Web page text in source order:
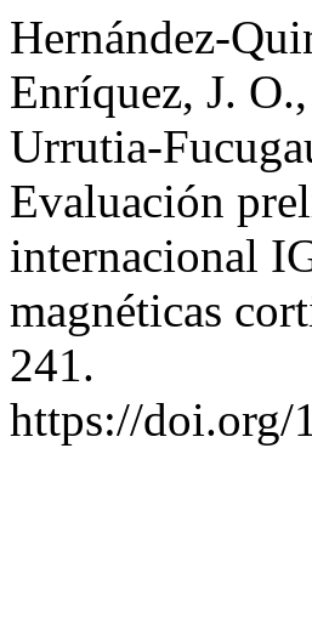
Hernández-
Enríquez, J.
Urrutia-
Evaluación
internacional
magnéticas
241.
https://doi.org/